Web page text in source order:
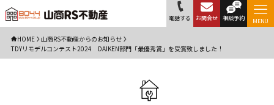
電話する お問合せ 相談予約 MENU
HOME
山商RS不動産からのお知らせ
TDYリモデルコンテスト2024　DAIKEN部門「最優秀賞」を受賞致しました！